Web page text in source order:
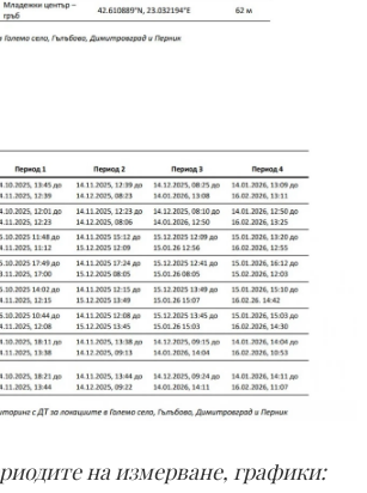
на измерване, графики: